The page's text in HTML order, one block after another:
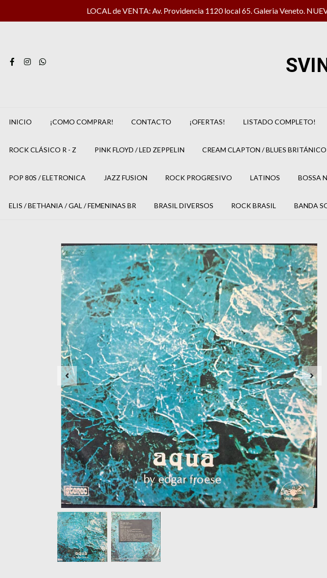
LOCAL de VENTA: Av. Providencia 1120 local 65. Galeria Veneto.
INICIO ¡COMO COMPRAR! CONTACTO ¡OFERTAS! LISTADO COMPLETO!
ROCK CLÁSICO R - Z PINK FLOYD / LED ZEPPELIN CREAM CLAPTON / BLUES BRITÁNICO
POP 80S / ELETRONICA JAZZ FUSION ROCK PROGRESIVO LATINOS BOSSA
ELIS / BETHANIA / GAL / FEMENINAS BR BRASIL DIVERSOS ROCK BRASIL BANDA